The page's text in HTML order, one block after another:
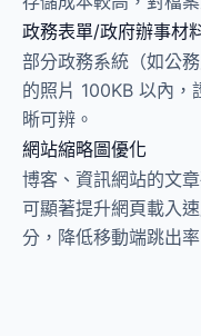
政務表單/政府辦事材
部分政務系統（如公
的照片 100KB 以內，
晰可辨。
網站縮略圖優化
博客、資訊網站的文
可顯著提升網頁載入
分，降低移動端跳出率